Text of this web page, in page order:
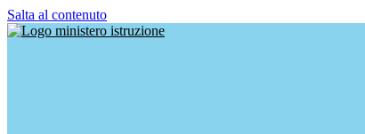
Salta al contenuto